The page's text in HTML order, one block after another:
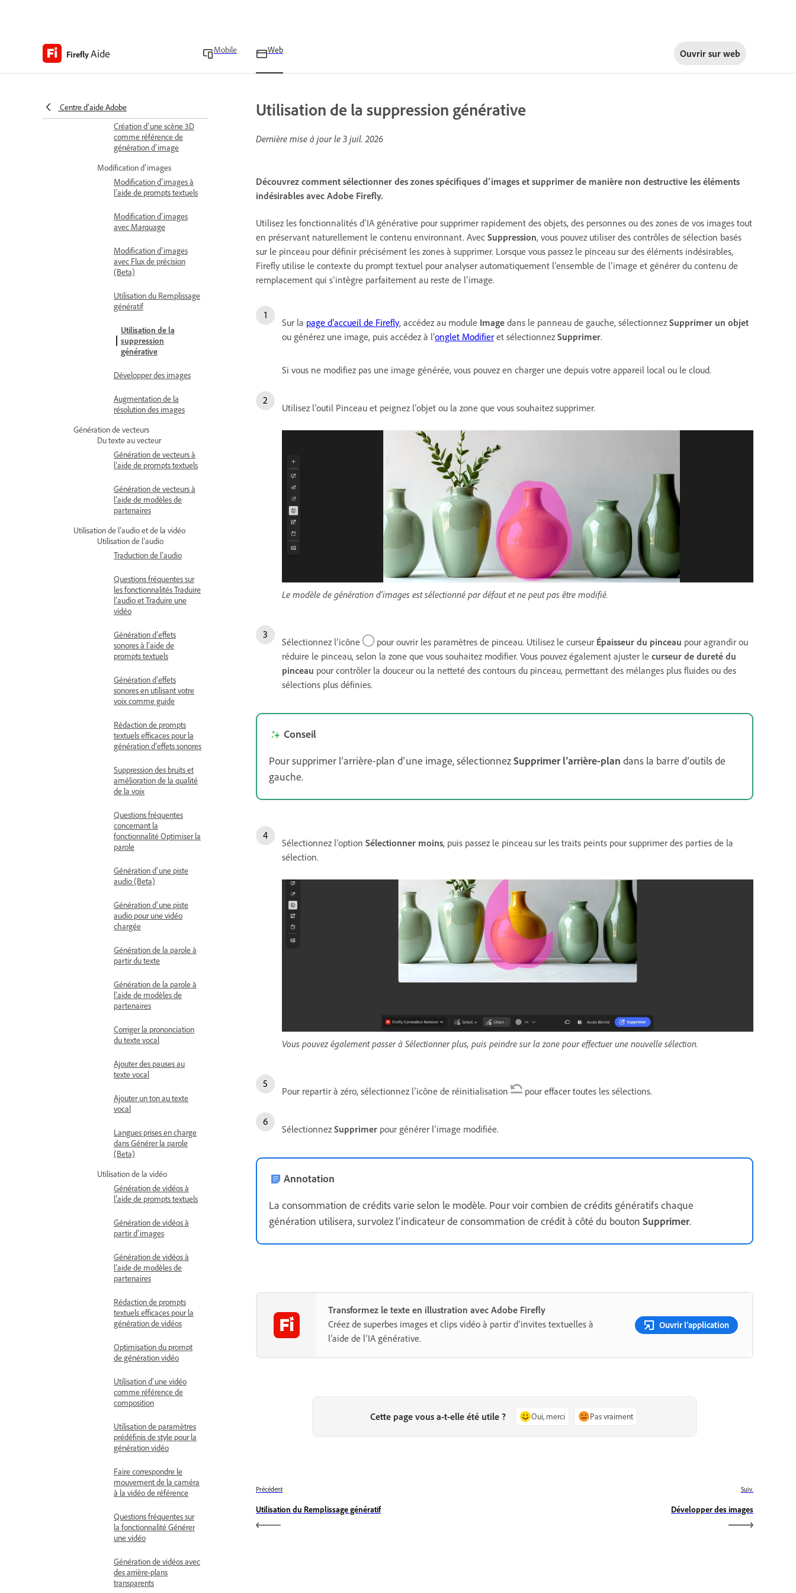
FireflyAide Mobile Web Ouvrir sur web
Centre d’aide Adobel’aide de Runway
Création d’une scène 3D
comme référence de
génération d’image
Modification d’images
Modification d’images à
l’aide de prompts textuels
Modification d’images
avec Marquage
Modification d’images
avec Flux de précision
(Beta)
Utilisation du Remplissage
génératif
Utilisation de la
suppression
générative
Développer des images
Augmentation de la
résolution des images
Génération de vecteurs
Du texte au vecteur
Génération de vecteurs à
l’aide de prompts textuels
Génération de vecteurs à
l’aide de modèles de
partenaires
Utilisation de l’audio et de la vidéo
Utilisation de l’audio
Traduction de l’audio
Questions fréquentes sur
les fonctionnalités Traduire
l’audio et Traduire une
vidéo
Génération d’effets
sonores à l’aide de
prompts textuels
Génération d’effets
sonores en utilisant votre
voix comme guide
Rédaction de prompts
textuels efficaces pour la
génération d’effets sonores
Suppression des bruits et
amélioration de la qualité
de la voix
Questions fréquentes
concernant la
fonctionnalité Optimiser la
parole
Génération d’une piste
audio (Beta)
Génération d’une piste
audio pour une vidéo
chargée
Génération de la parole à
partir du texte
Génération de la parole à
l’aide de modèles de
partenaires
Corriger la prononciation
du texte vocal
Ajouter des pauses au
texte vocal
Ajouter un ton au texte
vocal
Langues prises en charge
dans Générer la parole
(Beta)
Utilisation de la vidéo
Génération de vidéos à
l’aide de prompts textuels
Génération de vidéos à
partir d’images
Génération de vidéos à
l’aide de modèles de
partenaires
Rédaction de prompts
textuels efficaces pour la
génération de vidéos
Optimisation du prompt
de génération vidéo
Utilisation d’une vidéo
comme référence de
composition
Utilisation de paramètres
prédéfinis de style pour la
génération vidéo
Faire correspondre le
mouvement de la caméra
à la vidéo de référence
Questions fréquentes sur
la fonctionnalité Générer
une vidéo
Génération de vidéos avec
des arrière-plans
transparents
Utilisation de la suppression générative
Dernière mise à jour le 3 juil. 2026
Découvrez comment sélectionner des zones spécifiques d’images et supprimer de manière non destructive les éléments
indésirables avec Adobe Firefly.
Utilisez les fonctionnalités d’IA générative pour supprimer rapidement des objets, des personnes ou des zones de vos images tout
en préservant naturellement le contenu environnant. Avec Suppression, vous pouvez utiliser des contrôles de sélection basés
sur le pinceau pour définir précisément les zones à supprimer. Lorsque vous passez le pinceau sur des éléments indésirables,
Firefly utilise le contexte du prompt textuel pour analyser automatiquement l’ensemble de l’image et générer du contenu de
remplacement qui s’intègre parfaitement au reste de l’image.
Sur la page d’accueil de Firefly, accédez au module Image dans le panneau de gauche, sélectionnez Supprimer un objet
ou générez une image, puis accédez à l’onglet Modifier et sélectionnez Supprimer.
Si vous ne modifiez pas une image générée, vous pouvez en charger une depuis votre appareil local ou le cloud.
Utilisez l’outil Pinceau et peignez l’objet ou la zone que vous souhaitez supprimer.
Le modèle de génération d'images est sélectionné par défaut et ne peut pas être modifié.
Sélectionnez l’icône pour ouvrir les paramètres de pinceau. Utilisez le curseur Épaisseur du pinceau pour agrandir ou
réduire le pinceau, selon la zone que vous souhaitez modifier. Vous pouvez également ajuster le curseur de dureté du
pinceau pour contrôler la douceur ou la netteté des contours du pinceau, permettant des mélanges plus fluides ou des
sélections plus définies.
Conseil
Pour supprimer l’arrière-plan d’une image, sélectionnezSupprimer l’arrière-plan dans la barre d’outils de
gauche.
Sélectionnez l’option Sélectionner moins, puis passez le pinceau sur les traits peints pour supprimer des parties de la
sélection.
Vous pouvez également passer à Sélectionner plus, puis peindre sur la zone pour effectuer une nouvelle sélection.
Pour repartir à zéro, sélectionnez l’icône de réinitialisation pour effacer toutes les sélections.
SélectionnezSupprimer pour générer l’image modifiée.
Annotation
La consommation de crédits varie selon le modèle. Pour voir combien de crédits génératifs chaque
génération utilisera, survolez l’indicateur de consommation de crédit à côté du bouton Supprimer.
Transformez le texte en illustration avec Adobe Firefly
Créez de superbes images et clips vidéo à partir d’invites textuelles à
l’aide de l’IA générative.
Ouvrir l’application
Cette page vous a-t-elle été utile ? Oui, merci Pas vraiment
Précédent
Utilisation du Remplissage génératif
Suiv.
Développer des images